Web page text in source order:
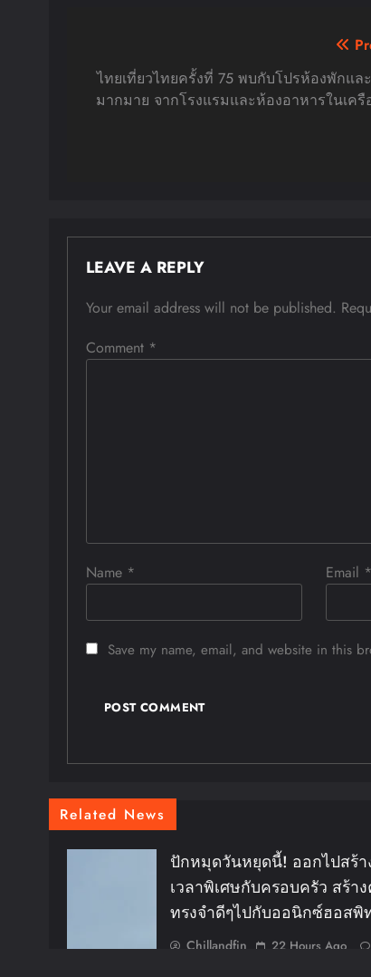
navigation
ไทยเที่ยวไทยครั้งที่ 75 พบกับโปรห้องพักแล
มากมาย จากโรงแรมและห้องอาหารในเครื
LEAVE A REPLY
Your email address will not be published.
Comment *
Name * Email *
Save my name, email, and website in this
Related News
ปักหมุดวันหยุดนี้! ออกไปสร้า
เวลาพิเศษกับครอบครัว สร้า
ทรงจำดีๆไปกับออนิกซ์ฮอสพิ
Chillandfin 22 Hours Ago